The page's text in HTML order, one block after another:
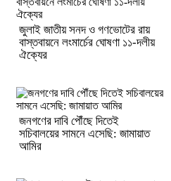
জুলাই জাতীয় সনদ ও গণভোটের রায়
বাস্তবায়নে লংমার্চের ঘোষণা ১১-দলীয়
ঐক্যের
জনগণের দাবি পৌঁছে দিতেই
সচিবালয়ের সামনে এসেছি: জামায়াত
আমির